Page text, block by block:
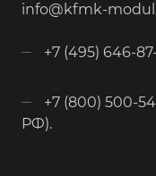
info@kfmk-
+7 (495) 646-
+7 (800) 500-
РФ).